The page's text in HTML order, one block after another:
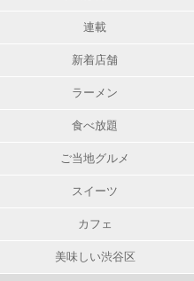
連載
新着店舗
ラーメン
食べ放題
ご当地グルメ
スイーツ
カフェ
美味しい渋谷区